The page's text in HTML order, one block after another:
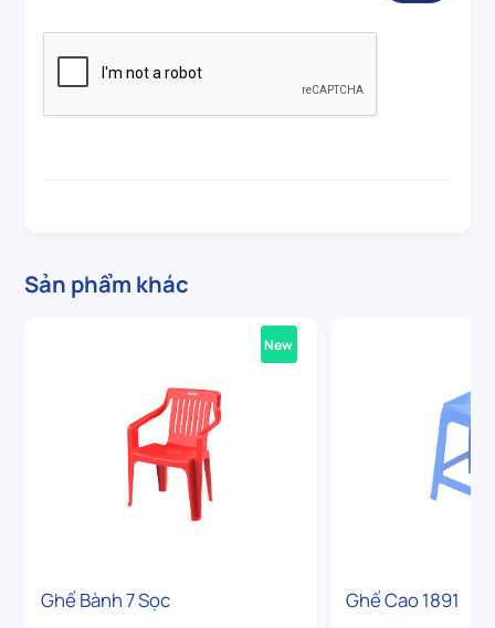
Sản phẩm khác
Ghế Bành 7 Sọc
New
Ghế Cao 1891